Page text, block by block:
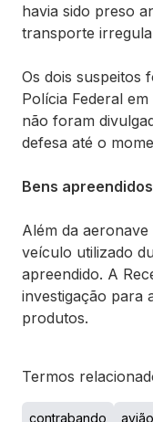
havia sido preso
transporte
Os dois suspeitos
Polícia Federal
não foram
defesa até o
Bens apreendidos
Além da
veículo utilizado
apreendido. A
investigação para
produtos.
Termos
contrabando avião